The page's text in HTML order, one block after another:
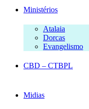
Ministérios
Atalaia
Dorcas
Evangelismo
CBD – CTBPL
Midias